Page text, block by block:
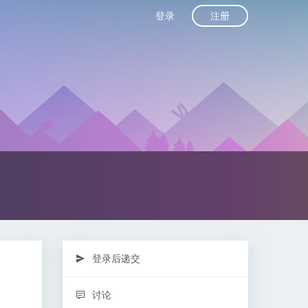
登录 注册
登录后递交
讨论